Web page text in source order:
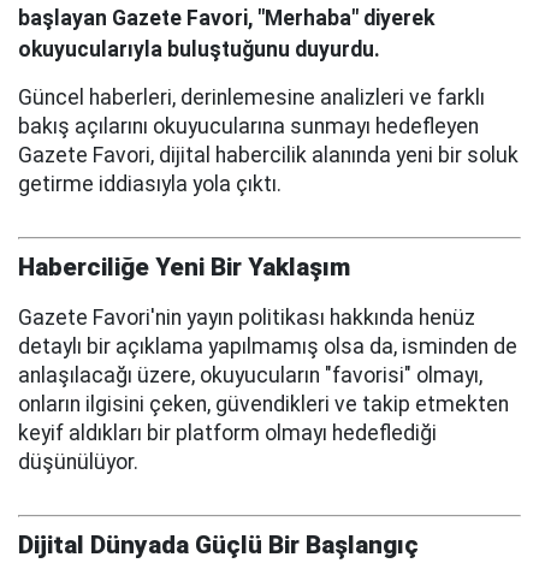
başlayan Gazete Favori, "Merhaba" diyerek
okuyucularıyla buluştuğunu duyurdu.
Güncel haberleri, derinlemesine analizleri ve farklı
bakış açılarını okuyucularına sunmayı hedefleyen
Gazete Favori, dijital habercilik alanında yeni bir soluk
getirme iddiasıyla yola çıktı.
Haberciliğe Yeni Bir Yaklaşım
Gazete Favori'nin yayın politikası hakkında henüz
detaylı bir açıklama yapılmamış olsa da, isminden de
anlaşılacağı üzere, okuyucuların "favorisi" olmayı,
onların ilgisini çeken, güvendikleri ve takip etmekten
keyif aldıkları bir platform olmayı hedeflediği
düşünülüyor.
Dijital Dünyada Güçlü Bir Başlangıç